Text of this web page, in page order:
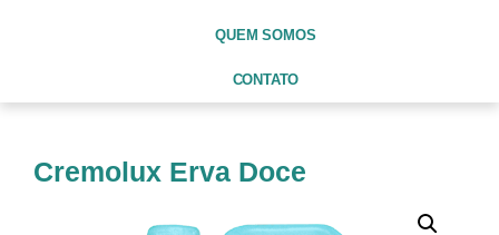
QUEM SOMOS
CONTATO
Cremolux Erva Doce